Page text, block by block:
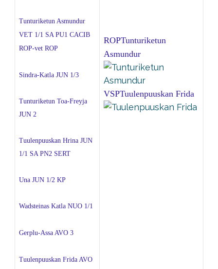
Tunturiketun Asmundur
VET 1/1 SA PU1 CACIB
ROP-vet ROP
Sindra-Katla JUN 1/3
Tunturiketun Toa-Freyja
JUN 2
Tuulenpuuskan Hrina JUN
1/1 SA PN2 SERT
Una JUN 1/2 KP
Wadsteinas Katla NUO 1/1
Gerplu-Assa AVO 3
Tuulenpuuskan Frida AVO
ROPTunturiketun
Asmundur
VSPTuulenpuuskan Frida